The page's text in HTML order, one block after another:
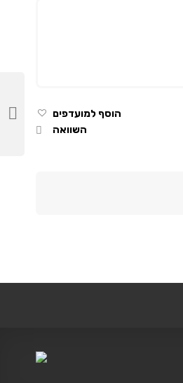
הוסף למועדפים
השוואה